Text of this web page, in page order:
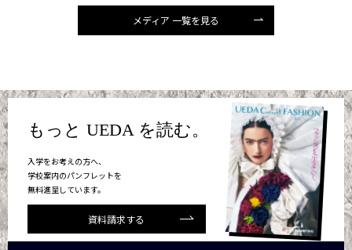
メディア 一覧を見る
もっと UEDA を読む。
入学をお考えの方へ、
学校案内のパンフレットを
無料進呈しています。
資料請求する